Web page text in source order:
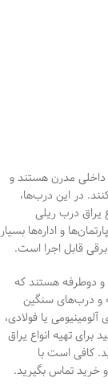
مدرن هستند و
در این درب‌ها،
یراق درب ریلی
و اداره‌ها بسیار
و دوطرفه هستند که
و درب‌های سنگین
یا فولادی،
تهیه انواع یراق
کافی است با